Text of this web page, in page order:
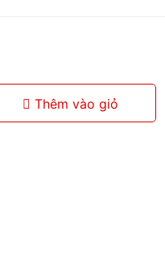
Thêm vào giỏ